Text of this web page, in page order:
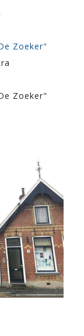
Zoeker"
Zoeker"